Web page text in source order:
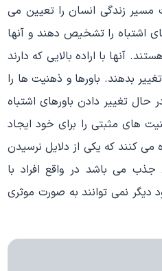
مسیر زندگی انسان را تعیین می
اشتباه را تشخیص دهند و آنها
آنها با اراده بالایی که دارند
بدهند. باورها و ذهنیت ها را
حال تغییر دادن باورهای اشتباه
های مثبتی را برای خود ایجاد
می کنند که یکی از دلایل نرسیدن
جذب می باشد در واقع افراد با
نمی توانند به صورت موثری